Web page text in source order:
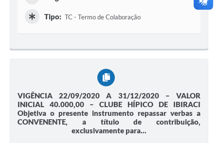
Tipo: TC - Termo de Colaboração
VIGÊNCIA 22/09/2020 A 31/12/2020 – VALOR
INICIAL 40.000,00 – CLUBE HÍPICO DE IBIRACI
Objetiva o presente instrumento repassar verbas a
CONVENENTE, a título de contribuição,
exclusivamente para...